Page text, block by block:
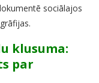
sociālajos
klusuma:
par